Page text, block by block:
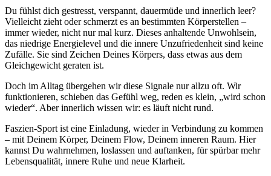
Du fühlst dich gestresst, verspannt, dauermüde und innerlich leer?
Vielleicht zieht oder schmerzt es an bestimmten Körperstellen –
immer wieder, nicht nur mal kurz. Dieses anhaltende Unwohlsein,
das niedrige Energielevel und die innere Unzufriedenheit sind keine
Zufälle. Sie sind Zeichen Deines Körpers, dass etwas aus dem
Gleichgewicht geraten ist.
Doch im Alltag übergehen wir diese Signale nur allzu oft. Wir
funktionieren, schieben das Gefühl weg, reden es klein, „wird schon
wieder“. Aber innerlich wissen wir: es läuft nicht rund.
Faszien-Sport ist eine Einladung, wieder in Verbindung zu kommen
– mit Deinem Körper, Deinem Flow, Deinem inneren Raum. Hier
kannst Du wahrnehmen, loslassen und auftanken, für spürbar mehr
Lebensqualität, innere Ruhe und neue Klarheit.